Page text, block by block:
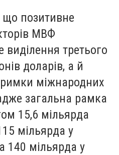
позитивне
МВФ
третього
доларів, а й
міжнародних
загальна рамка
15,6 мільярда
мільярда у
140 мільярда у